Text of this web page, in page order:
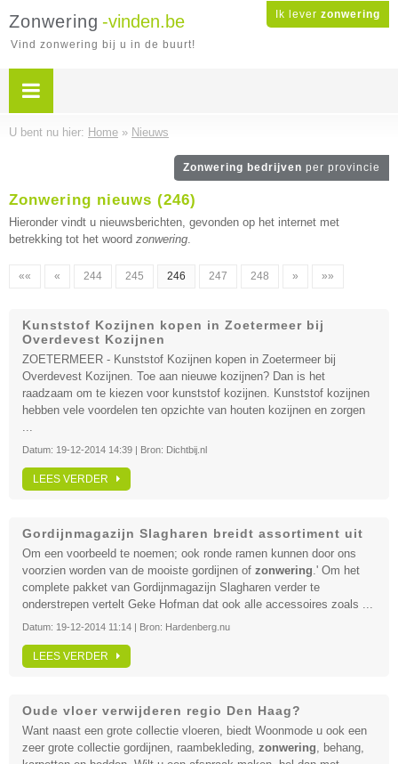
Ik lever zonwering
Zonwering -vinden.be
Vind zonwering bij u in de buurt!
U bent nu hier: Home » Nieuws
Zonwering bedrijven per provincie
Zonwering nieuws (246)
Hieronder vindt u nieuwsberichten, gevonden op het internet met
betrekking tot het woord zonwering.
«« « 244 245 246 247 248 » »»
Kunststof Kozijnen kopen in Zoetermeer bij
Overdevest Kozijnen
ZOETERMEER - Kunststof Kozijnen kopen in Zoetermeer bij
Overdevest Kozijnen. Toe aan nieuwe kozijnen? Dan is het
raadzaam om te kiezen voor kunststof kozijnen. Kunststof kozijnen
hebben vele voordelen ten opzichte van houten kozijnen en zorgen
...
Datum: 19-12-2014 14:39 | Bron: Dichtbij.nl
LEES VERDER
Gordijnmagazijn Slagharen breidt assortiment uit
Om een voorbeeld te noemen; ook ronde ramen kunnen door ons
voorzien worden van de mooiste gordijnen of zonwering.' Om het
complete pakket van Gordijnmagazijn Slagharen verder te
onderstrepen vertelt Geke Hofman dat ook alle accessoires zoals ...
Datum: 19-12-2014 11:14 | Bron: Hardenberg.nu
LEES VERDER
Oude vloer verwijderen regio Den Haag?
Want naast een grote collectie vloeren, biedt Woonmode u ook een
zeer grote collectie gordijnen, raambekleding, zonwering, behang,